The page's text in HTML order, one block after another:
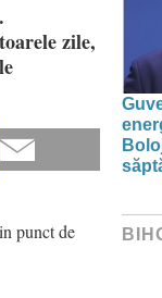
zile,
punct de